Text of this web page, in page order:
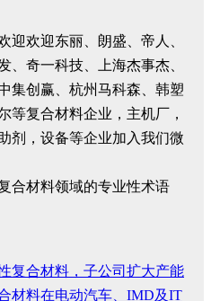
迎欢迎东丽、朗盛、帝人、
、奇一科技、上海杰事杰、
集创赢、杭州马科森、韩塑
等复合材料企业，主机厂，
剂，设备等企业加入我们微
复合材料，子公司扩大产能
材料在电动汽车、IMD及IT